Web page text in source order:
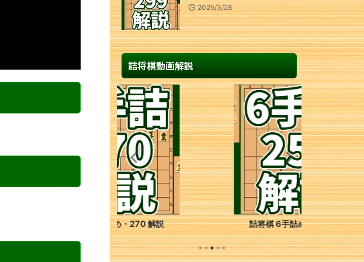
2025/3/28
詰将棋動画解説
詰将棋 6手詰め・250 解説 詰将